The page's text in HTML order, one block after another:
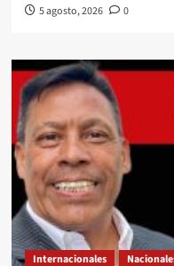
5 agosto, 2026 0
Internacionales